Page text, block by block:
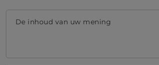
De inhoud van uw mening